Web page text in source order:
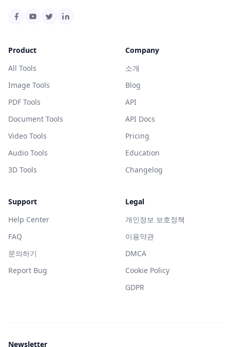
Product
All Tools
Image Tools
PDF Tools
Document Tools
Video Tools
Audio Tools
3D Tools
Company
소개
Blog
API
API Docs
Pricing
Education
Changelog
Support
Help Center
FAQ
문의하기
Report Bug
Legal
개인정보 보호정책
이용약관
DMCA
Cookie Policy
GDPR
Newsletter